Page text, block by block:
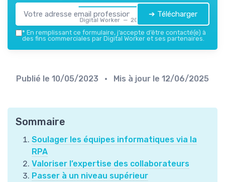
Digital Worker — 2026
➔ Télécharger
* En remplissant ce formulaire, j’accepte d’être contacté(e) à
des fins commerciales par Digital Worker et ses partenaires.
Publié le 10/05/2023 • Mis à jour le 12/06/2025
Sommaire
Soulager les équipes informatiques via la
RPA
Valoriser l’expertise des collaborateurs
Passer à un niveau supérieur